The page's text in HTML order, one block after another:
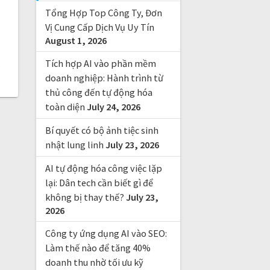
o
r
:
Tổng Hợp Top Công Ty, Đơn
Vị Cung Cấp Dịch Vụ Uy Tín
August 1, 2026
Tích hợp AI vào phần mềm
doanh nghiệp: Hành trình từ
thủ công đến tự động hóa
toàn diện July 24, 2026
Bí quyết có bộ ảnh tiệc sinh
nhật lung linh July 23, 2026
AI tự động hóa công việc lặp
lại: Dân tech cần biết gì để
không bị thay thế? July 23,
2026
Công ty ứng dụng AI vào SEO:
Làm thế nào để tăng 40%
doanh thu nhờ tối ưu kỹ